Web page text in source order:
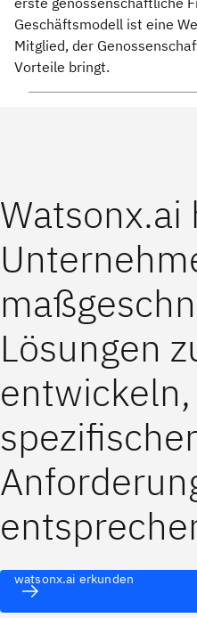
Geschäftsmodell ist eine
Mitglied, der
Vorteile bringt.
Watsonx.ai
Lösungen
watsonx.ai erkunden